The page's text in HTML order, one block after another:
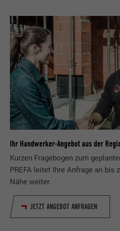
Ihr Handwerker-Angebot aus der
Kurzen Fragebogen zum
PREFA leitet Ihre Anfrage an bis
Nähe weiter.
JETZT ANGEBOT ANFRAGEN